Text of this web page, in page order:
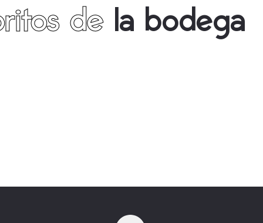
dela bodega